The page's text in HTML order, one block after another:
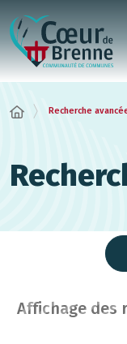
Recherche
Affichage des